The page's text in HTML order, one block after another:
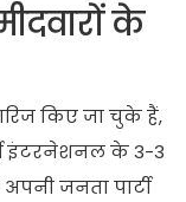
के
किए जा चुके हैं,
इंटरनेशनल के 3-3
जनता पार्टी